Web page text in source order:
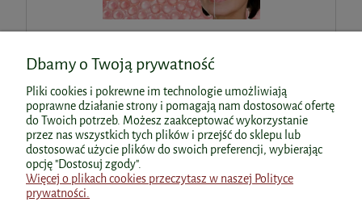
Kolagen Anti-Age 90kaps. Yango
Producent:YANGO
Cena:48,60 zł
Dbamy o Twoją prywatność
Pliki cookies i pokrewne im technologie umożliwiają
poprawne działanie strony i pomagają nam dostosować ofertę
do Twoich potrzeb. Możesz zaakceptować wykorzystanie
przez nas wszystkich tych plików i przejść do sklepu lub
dostosować użycie plików do swoich preferencji, wybierając
opcję "Dostosuj zgody".
Więcej o plikach cookies przeczytasz w naszej Polityce
prywatności.